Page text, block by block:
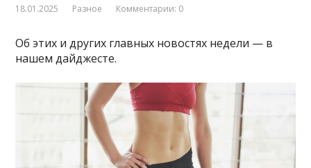
18.01.2025 Разное Комментарии: 0
​​​​​​​Об этих и других главных новостях недели — в
нашем дайджесте.